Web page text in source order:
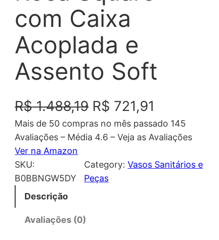
com Caixa
Acoplada e
Assento Soft
R$1.488,19 O
p
e
R$ 721,91
p
e
Mais de 50 compras no mês passado 145
Avaliações – Média 4.6 – Veja as Avaliações
Ver na Amazon
SKU:
B0BBNGW5DY
Category:Vasos Sanitários e
Peças
Descrição
Avaliações (0)